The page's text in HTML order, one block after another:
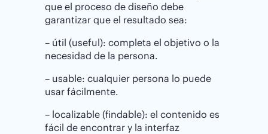
que el proceso de diseño debe
garantizar que el resultado sea:
– útil (useful): completa el objetivo o la
necesidad de la persona.
– usable: cualquier persona lo puede
usar fácilmente.
– localizable (findable): el contenido es
fácil de encontrar y la interfaz